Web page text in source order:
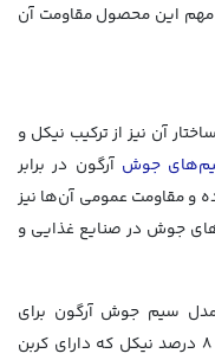
مهم این محصول مقاومت آن
آن نیز از ترکیب نیکل و
جوش آرگون در برابر
و مقاومت عمومی آن‌ها نیز
جوش در صنایع غذایی و
مدل سیم جوش آرگون برای
فولادهایی ضد زنگ حاوی 18 درصد کروم و 8 درصد نیکل که دارای کربن